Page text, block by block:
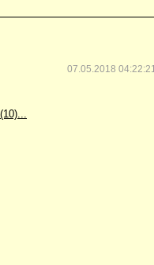
07.05.2018 04:22:21